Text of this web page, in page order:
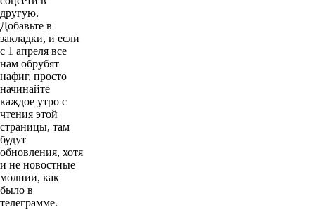
другую.
Добавьте в
закладки, и если
с 1 апреля все
нам обрубят
нафиг, просто
начинайте
каждое утро с
чтения этой
страницы, там
будут
обновления, хотя
и не новостные
молнии, как
было в
телеграмме.